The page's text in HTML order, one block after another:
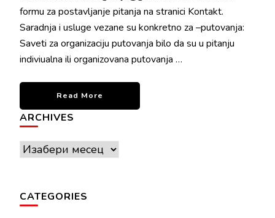
formu za postavljanje pitanja na stranici Kontakt.
Saradnja i usluge vezane su konkretno za –putovanja:
Saveti za organizaciju putovanja bilo da su u pitanju
indiviualna ili organizovana putovanja …
Read More
ARCHIVES
Archives
CATEGORIES